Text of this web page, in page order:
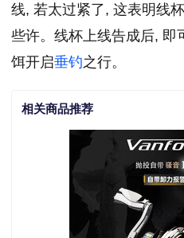
线, 若太过紧了, 这表明线
些许。线杯上线告成后, 即
饵开启垂钓之行。
相关商品推荐